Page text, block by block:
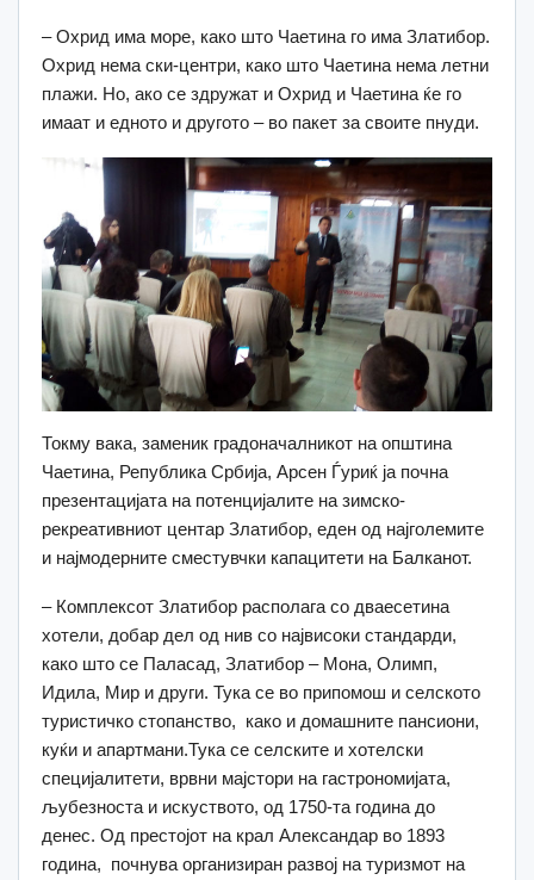
– Охрид има море, како што Чаетина го има Златибор.
Охрид нема ски-центри, како што Чаетина нема летни
плажи. Но, ако се здружат и Охрид и Чаетина ќе го
имаат и едното и другото – во пакет за своите пнуди.
Токму вака, заменик градоначалникот на општина
Чаетина, Република Србија, Арсен Ѓуриќ ја почна
презентацијата на потенцијалите на зимско-
рекреативниот центар Златибор, еден од најголемите
и најмодерните сместувчки капацитети на Балканот.
– Комплексот Златибор располага со дваесетина
хотели, добар дел од нив со највисоки стандарди,
како што се Паласад, Златибор – Мона, Олимп,
Идила, Мир и други. Тука се во припомош и селското
туристичко стопанство, како и домашните пансиони,
куќи и апартмани.Тука се селските и хотелски
специјалитети, врвни мајстори на гастрономијата,
љубезноста и искуството, од 1750-та година до
денес. Од престојот на крал Александар во 1893
година, почнува организиран развој на туризмот на